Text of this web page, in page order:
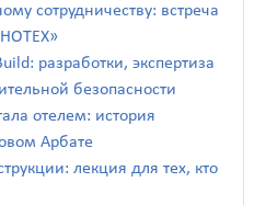
сотрудничеству: встреча
разработки, экспертиза
безопасности
отелем: история
Арбате
лекция для тех, кто